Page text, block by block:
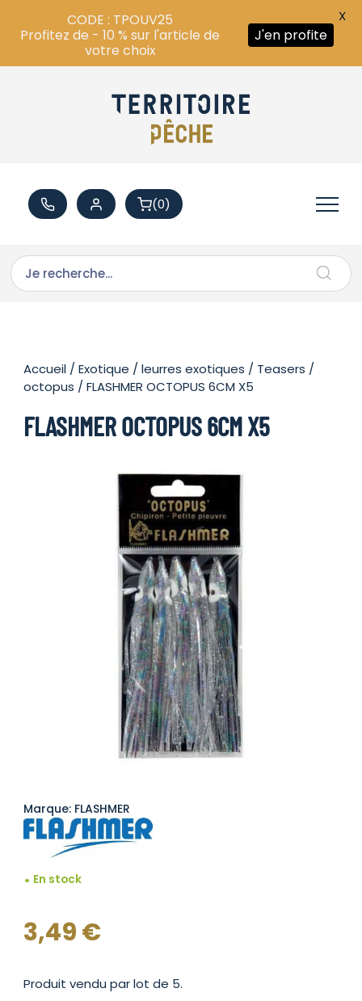
(0)
Accueil /Exotique /leurres exotiques / Teasers /
octopus / FLASHMER OCTOPUS 6CM X5
FLASHMER OCTOPUS 6CM X5
Marque: FLASHMER
En stock
3,49€
Produit vendu par lot de 5.
CODE : TPOUV25
Profitez de - 10 % sur l'article de
votre choix
J'en profite
X